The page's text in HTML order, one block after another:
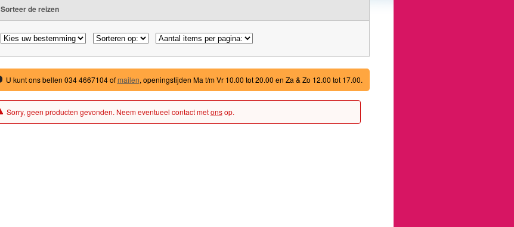
Sorteer de reizen
U kunt ons bellen 034 4667104 ofmailen, openingstijden Ma t/m Vr 10.00 tot 20.00 en Za & Zo 12.00 tot 17.00.
Sorry, geen producten gevonden. Neem eventueel contact metonsop.